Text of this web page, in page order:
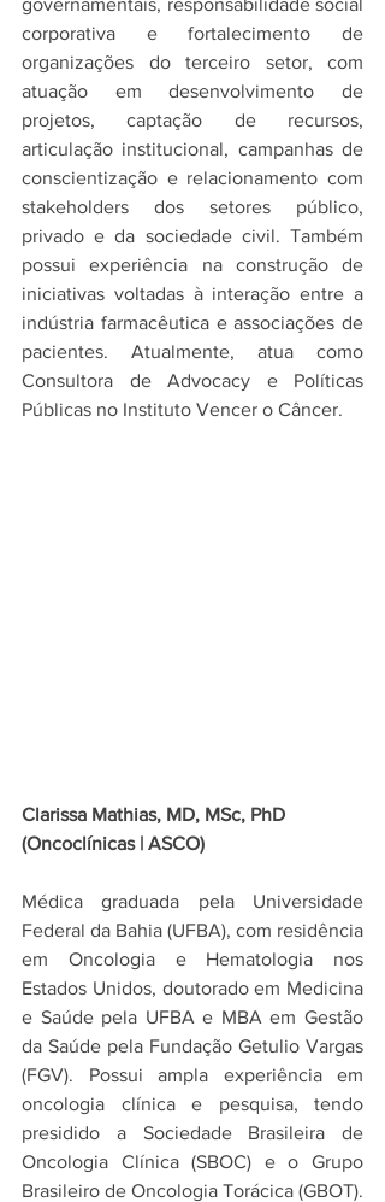
governamentais, responsabilidade social
corporativa e fortalecimento de
organizações do terceiro setor, com
atuação em desenvolvimento de
projetos, captação de recursos,
articulação institucional, campanhas de
conscientização e relacionamento com
stakeholders dos setores público,
privado e da sociedade civil. Também
possui experiência na construção de
iniciativas voltadas à interação entre a
indústria farmacêutica e associações de
pacientes. Atualmente, atua como
Consultora de Advocacy e Políticas
Públicas no Instituto Vencer o Câncer.
Clarissa Mathias, MD, MSc, PhD
(Oncoclínicas | ASCO)
Médica graduada pela Universidade
Federal da Bahia (UFBA), com residência
em Oncologia e Hematologia nos
Estados Unidos, doutorado em Medicina
e Saúde pela UFBA e MBA em Gestão
da Saúde pela Fundação Getulio Vargas
(FGV). Possui ampla experiência em
oncologia clínica e pesquisa, tendo
presidido a Sociedade Brasileira de
Oncologia Clínica (SBOC) e o Grupo
Brasileiro de Oncologia Torácica (GBOT).